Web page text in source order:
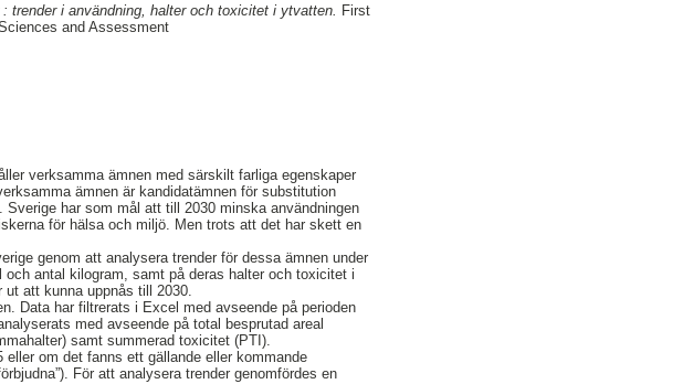
trender i användning, halter och toxicitet i ytvatten. First
and Assessment
verksamma ämnen med särskilt farliga egenskaper
ämnen är kandidatämnen för substitution
har som mål att till 2030 minska användningen
för hälsa och miljö. Men trots att det har skett en
genom att analysera trender för dessa ämnen under
antal kilogram, samt på deras halter och toxicitet i
att kunna uppnås till 2030.
Data har filtrerats i Excel med avseende på perioden
med avseende på total besprutad areal
samt summerad toxicitet (PTI).
eller om det fanns ett gällande eller kommande
För att analysera trender genomfördes en